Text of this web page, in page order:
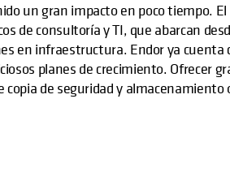
un gran impacto en poco tiempo.
de consultoría y TI, que abarcan
en infraestructura. Endor ya cuenta
planes de crecimiento. Ofrecer
de seguridad y almacenamiento